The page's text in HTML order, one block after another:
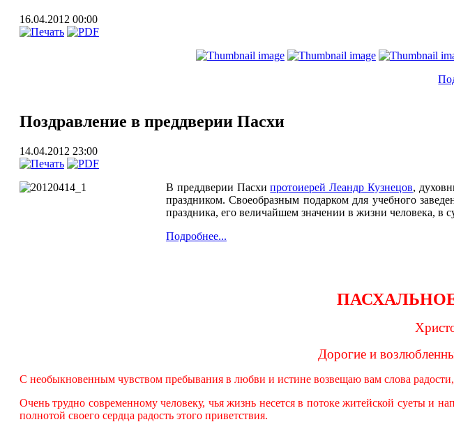
16.04.2012 00:00
Поздравление в преддверии Пасхи
14.04.2012 23:00
В преддверии Пасхипротоиерей Леандр Кузнецов,
праздником. Своеобразным подарком для учебного
праздника, его величайшем значении в жизни человека, в
Подробнее...
Дорогие и
С необыкновенным чувством пребывания в любви и истине возвещаю вам слова
Очень трудно современному человеку, чья жизнь несется в потоке житейской суеты и
полнотой своего сердца радость этого приветствия.